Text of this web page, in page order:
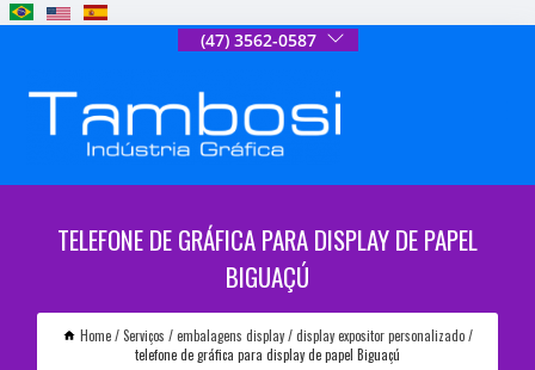
(47) 3562-0587
TELEFONE DE GRÁFICA PARA DISPLAY DE PAPEL
BIGUAÇÚ
Home Serviços embalagens display
display expositor personalizado
telefone de gráfica para display de papel Biguaçú